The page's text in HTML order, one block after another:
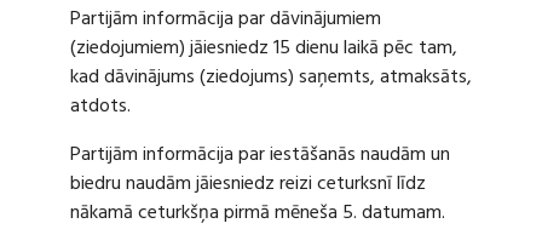
Partijām informācija par dāvinājumiem
(ziedojumiem) jāiesniedz 15 dienu laikā pēc tam,
kad dāvinājums (ziedojums) saņemts, atmaksāts,
atdots.
Partijām informācija par iestāšanās naudām un
biedru naudām jāiesniedz reizi ceturksnī līdz
nākamā ceturkšņa pirmā mēneša 5. datumam.